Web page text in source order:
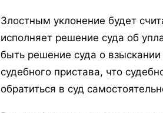
Злостным уклонение будет
исполняет решение суда об
быть решение суда о
судебного пристава, что
обратиться в суд